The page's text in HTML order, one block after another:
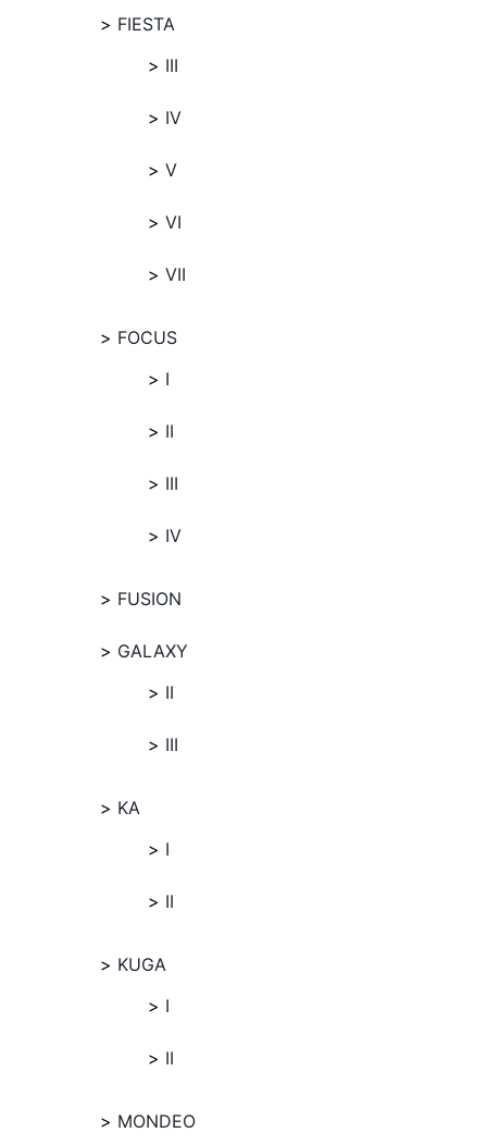
FIESTA
III
IV
V
VI
VII
FOCUS
I
II
III
IV
FUSION
GALAXY
II
III
KA
I
II
KUGA
I
II
MONDEO